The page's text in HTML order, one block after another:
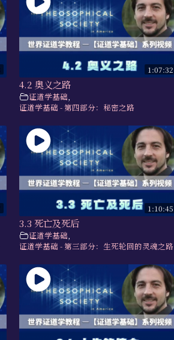
1:07:32
4.2 奥义之路
证道学基础,
证道学基础 - 第四部分：秘密之路
1:10:45
3.3 死亡及死后
证道学基础,
证道学基础 - 第三部分：生死轮回的灵魂之路